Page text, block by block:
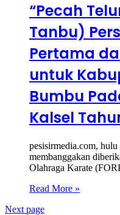
“Pecah
Tanbu)
Pertama
untuk
Bumbu
Kalsel
pesisirmedia.com, hulu
membanggakan
Olahraga Karate
Read More »
Next page